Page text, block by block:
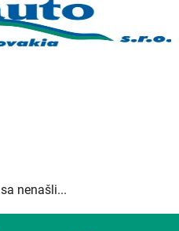
sa nenašli...